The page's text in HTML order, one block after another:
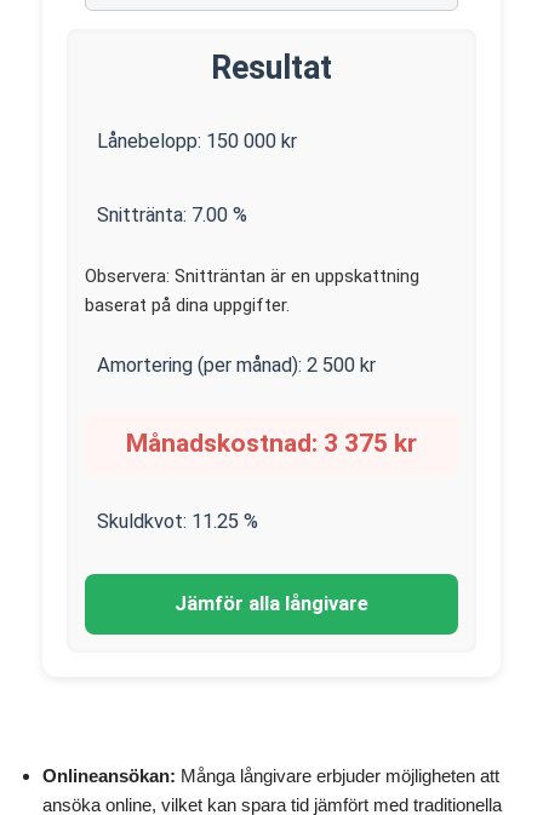
Resultat
Lånebelopp: 150 000 kr
Snittränta: 7.00 %
Observera: Snitträntan är en uppskattning
baserat på dina uppgifter.
Amortering (per månad): 2 500 kr
Månadskostnad: 3 375 kr
Skuldkvot: 11.25 %
Jämför alla långivare
Onlineansökan: Många långivare erbjuder möjligheten att
ansöka online, vilket kan spara tid jämfört med traditionella